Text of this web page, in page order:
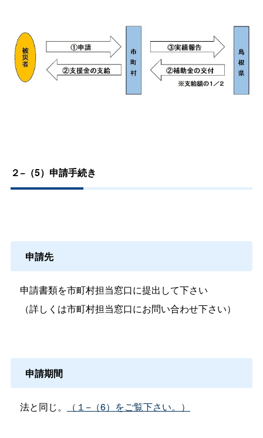
２−（5）申請手続き
申請先
申請書類を市町村担当窓口に提出して下さい
（詳しくは市町村担当窓口にお問い合わせ下さい）
申請期間
法と同じ。 （１−（6）をご覧下さい。）